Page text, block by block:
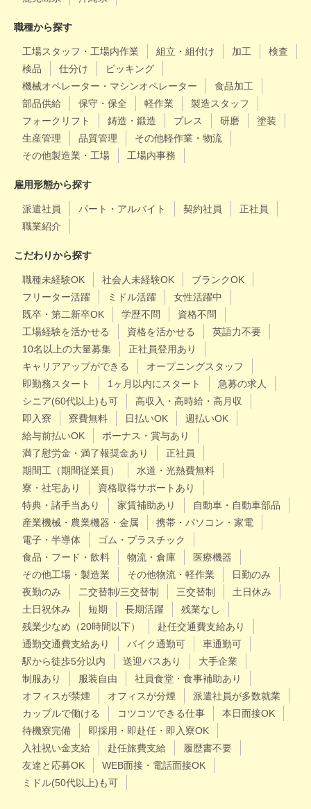
職種から探す
工場スタッフ・工場内作業 組立・組付け 加工
検査
検品
仕分け
ピッキング
機械オペレーター・マシンオペレーター
食品加工
部品供給
保守・保全 軽作業
製造スタッフ
フォークリフト
鋳造・鍛造 プレス 研磨
塗装
生産管理
品質管理
その他軽作業・物流
その他製造業・工場
工場内事務
雇用形態から探す
派遣社員 パート・アルバイト 契約社員
正社員
職業紹介
こだわりから探す
職種未経験OK 社会人未経験OK
ブランクOK
フリーター活躍
ミドル活躍
女性活躍中
既卒・第二新卒OK
学歴不問
資格不問
工場経験を活かせる
資格を活かせる
英語力不要
10名以上の大量募集
正社員登用あり
キャリアアップができる
オープニングスタッフ
即勤務スタート
1ヶ月以内にスタート
急募の求人
シニア(60代以上)も可
高収入・高時給・高月収
即入寮
寮費無料 日払いOK
週払いOK
給与前払いOK
ボーナス・賞与あり
満了慰労金・満了報奨金あり
正社員
期間工（期間従業員）
水道・光熱費無料
寮・社宅あり
資格取得サポートあり
特典・諸手当あり
家賃補助あり
自動車・自動車部品
産業機械・農業機器・金属
携帯・パソコン・家電
電子・半導体
ゴム・プラスチック
食品・フード・飲料
物流・倉庫
医療機器
その他工場・製造業
その他物流・軽作業
日勤のみ
夜勤のみ
二交替制/三交替制 三交替制
土日休み
土日祝休み
短期 長期活躍
残業なし
残業少なめ（20時間以下）
赴任交通費支給あり
通勤交通費支給あり
バイク通勤可
車通勤可
駅から徒歩5分以内
送迎バスあり
大手企業
制服あり
服装自由
社員食堂・食事補助あり
オフィスが禁煙
オフィスが分煙
派遣社員が多数就業
カップルで働ける
コツコツできる仕事
本日面接OK
待機寮完備
即採用・即赴任・即入寮OK
入社祝い金支給
赴任旅費支給
履歴書不要
友達と応募OK
WEB面接・電話面接OK
ミドル(50代以上)も可